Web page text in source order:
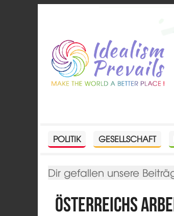
POLITIK GESELLSCHAFT
Dir gefallen unsere
Österreichs